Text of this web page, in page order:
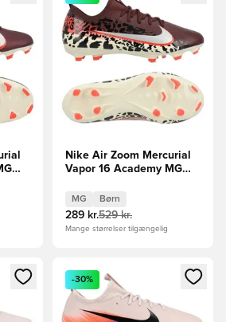
Nike Air Zoom Mercurial
Vapor 16 Academy MG
Bordeaux/Sølv/Rød/Grå
Børn
MG Børn
289 kr.529 kr.
Mange størrelser tilgængelig
logge ind eller tilmelde dig som
Åbner en Modal til at logge
-30%